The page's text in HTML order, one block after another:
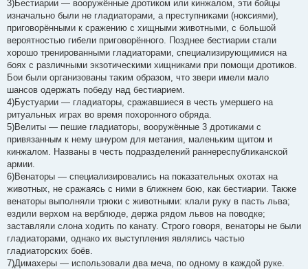
3)Бестиарии — вооружённые дротиком или кинжалом, эти бойцы
изначально были не гладиаторами, а преступниками (ноксиями),
приговорёнными к сражению с хищными животными, с большой
вероятностью гибели приговорённого. Позднее бестиарии стали
хорошо тренированными гладиаторами, специализирующимися на
боях с различными экзотическими хищниками при помощи дротиков.
Бои были организованы таким образом, что звери имели мало
шансов одержать победу над бестиарием.
4)Бустуарии — гладиаторы, сражавшиеся в честь умершего на
ритуальных играх во время похоронного обряда.
5)Велиты — пешие гладиаторы, вооружённые 3 дротиками с
привязанным к нему шнуром для метания, маленьким щитом и
кинжалом. Названы в честь подразделений раннереспубликанской
армии.
6)Венаторы — специализировались на показательных охотах на
животных, не сражаясь с ними в ближнем бою, как бестиарии. Также
венаторы выполняли трюки с животными: клали руку в пасть льва;
ездили верхом на верблюде, держа рядом львов на поводке;
заставляли слона ходить по канату. Строго говоря, венаторы не были
гладиаторами, однако их выступления являлись частью
гладиаторских боёв.
7)Димахеры — использовали два меча, по одному в каждой руке.